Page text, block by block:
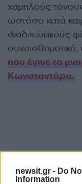
newsit.gr - Do
Information
χαμηλούς
ωστόσο κατά
διαδικτυακούς
που έγινε το
Κωνσταντάρα.